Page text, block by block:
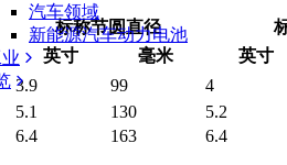
汽车领域
新能源汽车动力电池
标称节圆直径
英寸
毫米 英寸
3.9 99 4
5.1 130 5.2
6.4 163 6.4